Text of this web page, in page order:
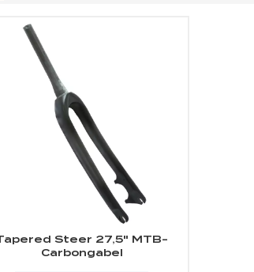
Steer 27,5" MTB-
Carbongabel